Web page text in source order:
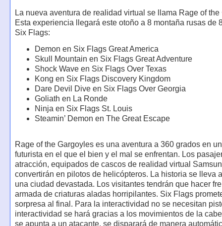
La nueva aventura de realidad virtual se llama Rage of the
Esta experiencia llegará este otoño a 8 montaña rusas de
Six Flags:
Demon en Six Flags Great America
Skull Mountain en Six Flags Great Adventure
Shock Wave en Six Flags Over Texas
Kong en Six Flags Discovery Kingdom
Dare Devil Dive en Six Flags Over Georgia
Goliath en La Ronde
Ninja en Six Flags St. Louis
Steamin’ Demon en The Great Escape
Rage of the Gargoyles es una aventura a 360 grados en
futurista en el que el bien y el mal se enfrentan. Los
atracción, equipados de cascos de realidad virtual
convertirán en pilotos de helicópteros. La historia se lleva
una ciudad devastada. Los visitantes tendrán que hacer
armada de criaturas aladas horripilantes. Six Flags
sorpresa al final. Para la interactividad no se necesitan
interactividad se hará gracias a los movimientos de la
se apunta a un atacante, se disparará de manera